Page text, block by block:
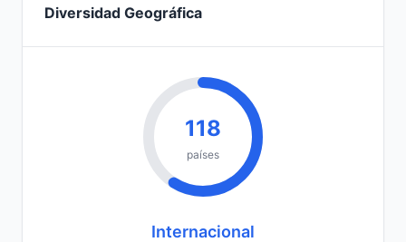
Diversidad Geográfica
118
países
Internacional